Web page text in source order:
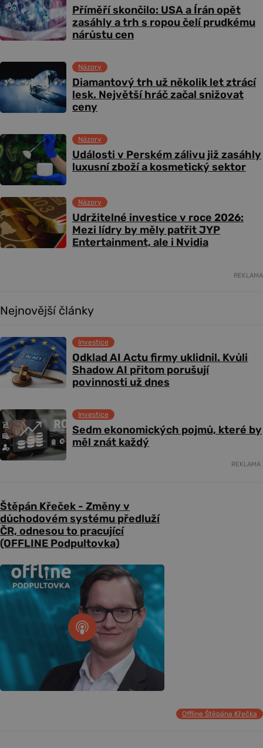
Příměří skončilo: USA a Írán opět
zasáhly a trh s ropou čelí prudkému
nárůstu cen
Diamantový trh už několik let ztrácí
lesk. Největší hráč začal snižovat
ceny
Názory
Události v Perském zálivu již zasáhly
luxusní zboží a kosmetický sektor
Názory
Udržitelné investice v roce 2026:
Mezi lídry by měly patřit JYP
Entertainment, ale i Nvidia
Názory
REKLAMA
Nejnovější články
Odklad AI Actu firmy uklidnil. Kvůli
Shadow AI přitom porušují
povinnosti už dnes
Investice
Sedm ekonomických pojmů, které by
měl znát každý
Investice
REKLAMA
Štěpán Křeček - Změny v
důchodovém systému předluží
ČR, odnesou to pracující
(OFFLINE Podpultovka)
Offline Štěpána Křečka